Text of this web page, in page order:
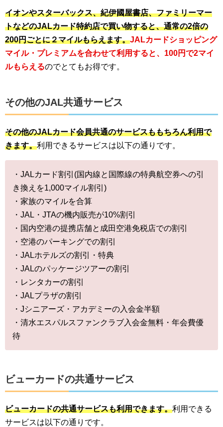
イオンやスターバックス、紀伊國屋書店、ファミリーマー
トなどのJALカード特約店で買い物すると、通常の2倍の
200円ごとに２マイルもらえます。JALカードショッピング
マイル・プレミアムを合わせて利用すると、100円で2マイ
ルもらえるのでとてもお得です。
その他のJAL共通サービス
その他のJALカード会員共通のサービスももちろん利用で
きます。利用できるサービスは以下の通りです。
・JALカード割引(国内線と国際線の特典航空券への引
き換えを1,000マイル割引)
・家族のマイルを合算
・JAL・JTAの機内販売が10%割引
・国内空港の提携店舗と成田空港免税店での割引
・空港のパーキングでの割引
・JALホテルズの割引・特典
・JALのパッケージツアーの割引
・レンタカーの割引
・JALプラザの割引
・Jシニアーズ・アカデミーの入会金半額
・清水エスパルスファンクラブ入会金無料・年会費優
待
ビューカードの共通サービス
ビューカードの共通サービスも利用できます。利用できる
サービスは以下の通りです。